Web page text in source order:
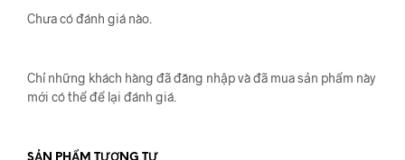
Chưa có đánh giá nào.
Chỉ những khách hàng đã đăng nhập và đã mua sản phẩm này
mới có thể để lại đánh giá.